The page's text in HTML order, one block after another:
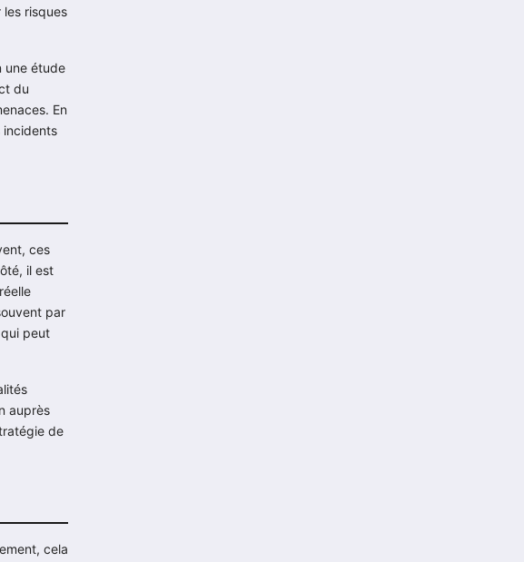
les risques
une étude
du
En
incidents
ces
il est
par
qui peut
auprès
de
cela